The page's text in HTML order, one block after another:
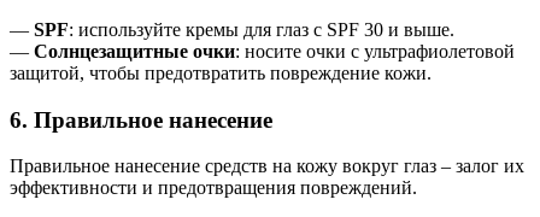
— SPF: используйте кремы для глаз с SPF 30 и выше.
— Солнцезащитные очки: носите очки с ультрафиолетовой
защитой, чтобы предотвратить повреждение кожи.
6. Правильное нанесение
Правильное нанесение средств на кожу вокруг глаз – залог их
эффективности и предотвращения повреждений.